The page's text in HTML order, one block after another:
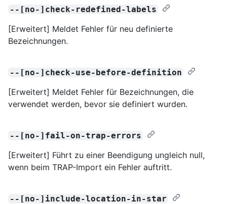
--[no-]check-redefined-labels
[Erweitert] Meldet Fehler für neu definierte
Bezeichnungen.
--[no-]check-use-before-definition
[Erweitert] Meldet Fehler für Bezeichnungen, die
verwendet werden, bevor sie definiert wurden.
--[no-]fail-on-trap-errors
[Erweitert] Führt zu einer Beendigung ungleich null,
wenn beim TRAP-Import ein Fehler auftritt.
--[no-]include-location-in-star